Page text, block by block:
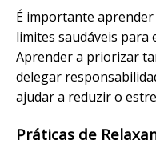
É importante
limites saudáveis
Aprender a priorizar
delegar
ajudar a reduzir o
Práticas de